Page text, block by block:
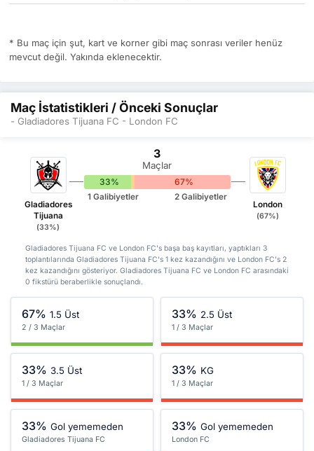
* Bu maç için şut, kart ve korner gibi maç sonrası veriler henüz
mevcut değil. Yakında eklenecektir.
Maç İstatistikleri / Önceki Sonuçlar
- Gladiadores Tijuana FC - London FC
Gladiadores
Tijuana
(33%)
3
Maçlar
33% 67%
1 Galibiyetler 2 Galibiyetler
London
(67%)
Gladiadores Tijuana FC ve London FC's başa baş kayıtları, yaptıkları 3
toplantılarında Gladiadores Tijuana FC's 1 kez kazandığını ve London FC's 2
kez kazandığını gösteriyor. Gladiadores Tijuana FC ve London FC arasındaki
0 fikstürü beraberlikle sonuçlandı.
67% 1.5 Üst
2 / 3 Maçlar
33% 2.5 Üst
1 / 3 Maçlar
33% 3.5 Üst
1 / 3 Maçlar
33% KG
1 / 3 Maçlar
33% Gol yememeden
Gladiadores Tijuana FC
33% Gol yememeden
London FC